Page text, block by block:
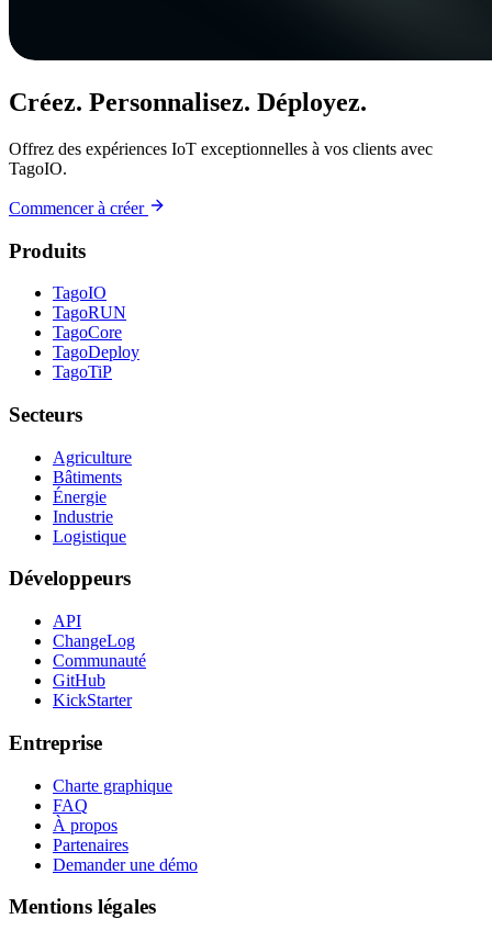
Créez. Personnalisez. Déployez.
Offrez des expériences IoT exceptionnelles à vos clients avec
TagoIO.
Commencer à créer
Produits
TagoIO
TagoRUN
TagoCore
TagoDeploy
TagoTiP
Secteurs
Agriculture
Bâtiments
Énergie
Industrie
Logistique
Développeurs
API
ChangeLog
Communauté
GitHub
KickStarter
Entreprise
Charte graphique
FAQ
À propos
Partenaires
Demander une démo
Mentions légales